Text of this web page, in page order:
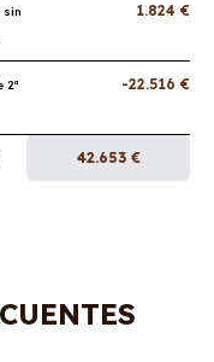
sin
1.824 €
2ª
-22.516 €
42.653 €